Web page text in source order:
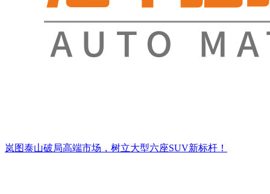
岚图泰山破局高端市场，树立大型六座SUV新标杆！